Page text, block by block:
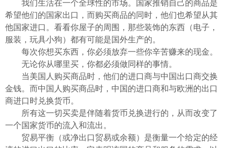
我们生活在一个全球性的市场。国家推销自己的商品是
希望他们的国家出口，而购买商品的同时，他们也希望从其
他国家进口。看看你屋子的周围，那些装饰的东西（电子，
服装，玩具小狗）都有可能是国外生产的。
每次你想买东西，你必须放弃一些你辛苦赚来的现金。
无论你从哪里买，你都必须做同样的事情。
当美国人购买商品时，他们的进口商与中国出口商交换
金钱。而中国人购买商品时，中国的进口商和与欧洲的出口
商进口时兑换货币。
所有这一切买卖是伴随着货币兑换进行的，从而改变了
一个国家货币的流入和流出。
贸易平衡（或净出口贸易或余额）是衡量一个给定的经